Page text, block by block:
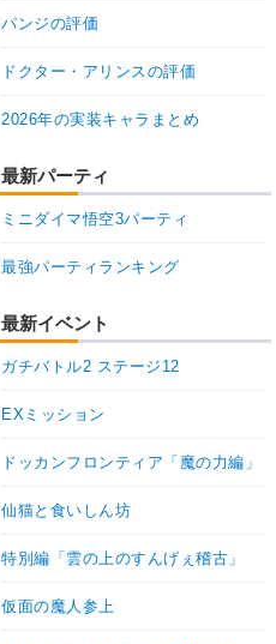
パンジの評価
ドクター・アリンスの評価
2026年の実装キャラまとめ
最新パーティ
ミニダイマ悟空3パーティ
最強パーティランキング
最新イベント
ガチバトル2 ステージ12
EXミッション
ドッカンフロンティア「魔の力編」
仙猫と食いしん坊
特別編「雲の上のすんげぇ稽古」
仮面の魔人参上